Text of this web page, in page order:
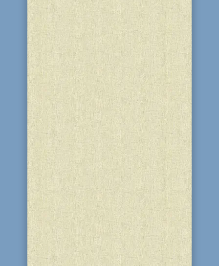
Традиционно перед праздником
Пейсах еврейская община
Днепродзержинска готовит красочные
рекламные постеры и размещает
их на билл - бордах в разных районах
города. Делается это для этого, чтобы
о наступлении одного из главных
праздников в еврейском календаре
знали не...